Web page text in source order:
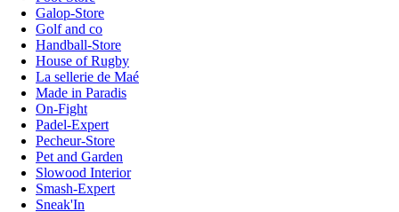
Galop-Store
Golf and co
Handball-Store
House of Rugby
La sellerie de Maé
Made in Paradis
On-Fight
Padel-Expert
Pecheur-Store
Pet and Garden
Slowood Interior
Smash-Expert
Sneak'In